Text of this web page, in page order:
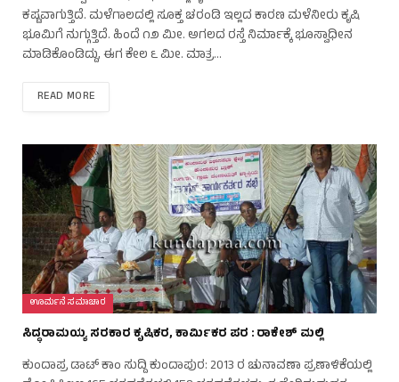
ಕಷ್ಟವಾಗುತ್ತಿದೆ. ಮಳೆಗಾಲದಲ್ಲಿ ಸೂಕ್ತ ಚರಂಡಿ ಇಲ್ಲದ ಕಾರಣ ಮಳೆನೀರು ಕೃಷಿ
ಭೂಮಿಗೆ ನುಗ್ಗುತ್ತಿದೆ. ಹಿಂದೆ ೧೨ ಮೀ. ಅಗಲದ ರಸ್ತೆ ನಿರ್ಮಾಕ್ಕೆ ಭೂಸ್ವಾಧೀನ
ಮಾಡಿಕೊಂಡಿದ್ದು, ಈಗ ಕೇಲ ೬ ಮೀ. ಮಾತ್ರ…
READ MORE
ಊರ್ಮನೆ ಸಮಾಚಾರ
ಸಿದ್ಧರಾಮಯ್ಯ ಸರಕಾರ ಕೃಷಿಕರ, ಕಾರ್ಮಿಕರ ಪರ : ರಾಕೇಶ್ ಮಲ್ಲಿ
ಕುಂದಾಪ್ರ ಡಾಟ್ ಕಾಂ ಸುದ್ದಿ ಕುಂದಾಪುರ: 2013 ರ ಚುನಾವಣಾ ಪ್ರಣಾಳಿಕೆಯಲ್ಲಿ